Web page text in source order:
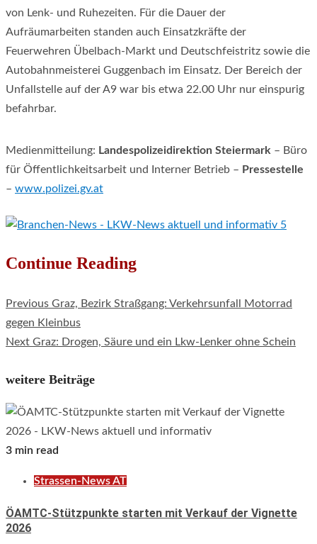
von Lenk- und Ruhezeiten. Für die Dauer der
Aufräumarbeiten standen auch Einsatzkräfte der
Feuerwehren Übelbach-Markt und Deutschfeistritz sowie die
Autobahnmeisterei Guggenbach im Einsatz. Der Bereich der
Unfallstelle auf der A9 war bis etwa 22.00 Uhr nur einspurig
befahrbar.
Medienmitteilung: Landespolizeidirektion Steiermark – Büro
für Öffentlichkeitsarbeit und Interner Betrieb – Pressestelle
– www.polizei.gv.at
Continue Reading
Previous Graz, Bezirk Straßgang: Verkehrsunfall Motorrad
gegen Kleinbus
Next Graz: Drogen, Säure und ein Lkw-Lenker ohne Schein
weitere Beiträge
3 min read
Strassen-News AT
ÖAMTC-Stützpunkte starten mit Verkauf der Vignette
2026